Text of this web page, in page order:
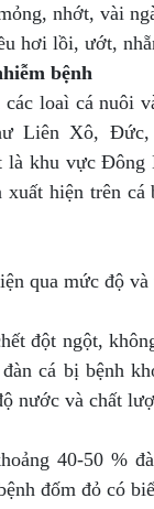
nhớt, vài
hơi lồi, ướt,
bệnh
loaì cá nuôi
Liên Xô, Đức,
là khu vực Đông
xuất hiện trên cá
qua mức độ và
đột ngột,
cá bị bệnh
nước và chất
40-50 %
đốm đỏ có